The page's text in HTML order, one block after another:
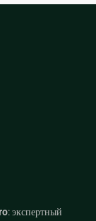
: экспертный